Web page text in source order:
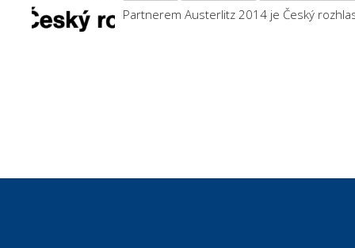
Partnerem Austerlitz 2014 je Český